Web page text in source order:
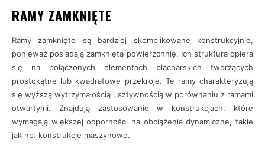
RAMY ZAMKNIĘTE
Ramy zamknięte są bardziej skomplikowane konstrukcyjnie,
ponieważ posiadają zamkniętą powierzchnię. Ich struktura opiera
się na połączonych elementach blacharskich tworzących
prostokątne lub kwadratowe przekroje. Te ramy charakteryzują
się wyższą wytrzymałością i sztywnością w porównaniu z ramami
otwartymi. Znajdują zastosowanie w konstrukcjach, które
wymagają większej odporności na obciążenia dynamiczne, takie
jak np. konstrukcje maszynowe.